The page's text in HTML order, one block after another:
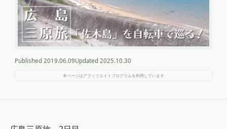
Published 2019.06.09Updated 2025.10.30
本ページはアフィリエイトプログラムを利用しています